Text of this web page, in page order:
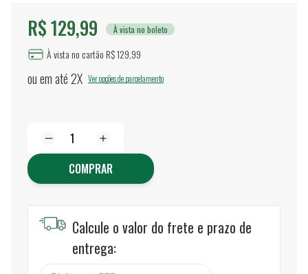
R$ 129,99 À vista no boleto
À vista no cartão R$ 129,99
ou em até2X Ver opções de parcelamento
COMPRAR
Calcule o valor do frete e prazo de
entrega: